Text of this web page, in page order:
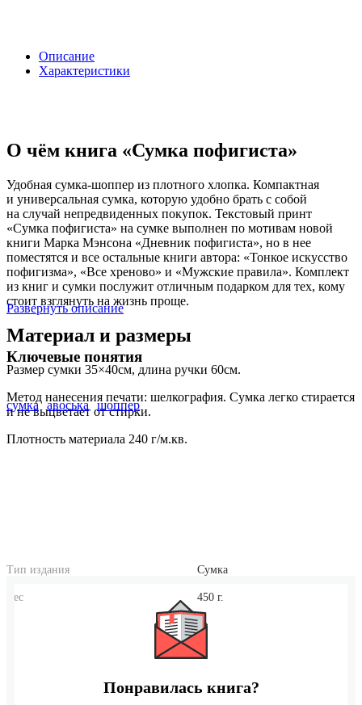
Описание
Характеристики
О чём книга «Сумка пофигиста»
Удобная сумка-шоппер из плотного хлопка. Компактная
и универсальная сумка, которую удобно брать с собой
на случай непредвиденных покупок. Текстовый принт
«Сумка пофигиста» на сумке выполнен по мотивам новой
книги Марка Мэнсона «Дневник пофигиста», но в нее
поместятся и все остальные книги автора: «Тонкое искусство
пофигизма», «Все хреново» и «Мужские правила». Комплект
из книг и сумки послужит отличным подарком для тех, кому
стоит взглянуть на жизнь проще.
Материал и размеры
Размер сумки 35×40см, длина ручки 60см.
Метод нанесения печати: шелкография. Сумка легко стирается
и не выцветает от стирки.
Плотность материала 240 г/м.кв.
Развернуть описание
Ключевые понятия
сумка авоська шоппер
Тип издания Сумка
Вес 450 г.
Понравилась книга?